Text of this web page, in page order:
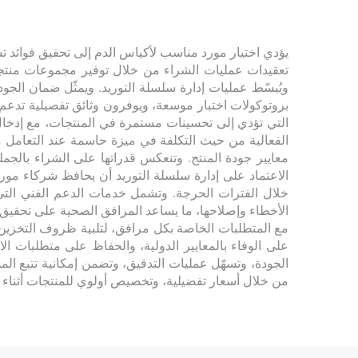
يؤدي اختيار مورد مناسب لأكياس الدم إلى تحقيق
تعقيدات عمليات الشراء من خلال توفير مجموعات
ويُبسّط عمليات إدارة سلسلة التوريد. ويمثّل ضمان
بروتوكولات اختبار موسعة، ويوفرون وثائق تفصيلية
التي تؤدي إلى تحسينات مستمرة في المنتجات، مع
الفعالية من حيث التكلفة في ميزة حاسمة عند
معايير جودة المنتج. وتنعكس قدراتها على الشراء
الاعتماد على إدارة سلسلة التوريد أن يحافظ
خلال الفترات الحرجة. وتشمل خدمات الدعم الفني
الأخطاء وإصلاحها، ما يساعد المرافق الصحية على
مع المتطلبات الخاصة بكل مرافق، لتلبية ظروف التخزين
على الوفاء بالمعايير الدولية، والحفاظ على
الجودة، وتسهّل عمليات التدقيق، وتضمن إمكانية تتبع
من خلال أسعار تفضيلية، وتخصيص أولوي للمنتجات